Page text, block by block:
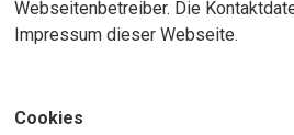
Webseitenbetreiber. Die
Impressum dieser Webseite.
Cookies